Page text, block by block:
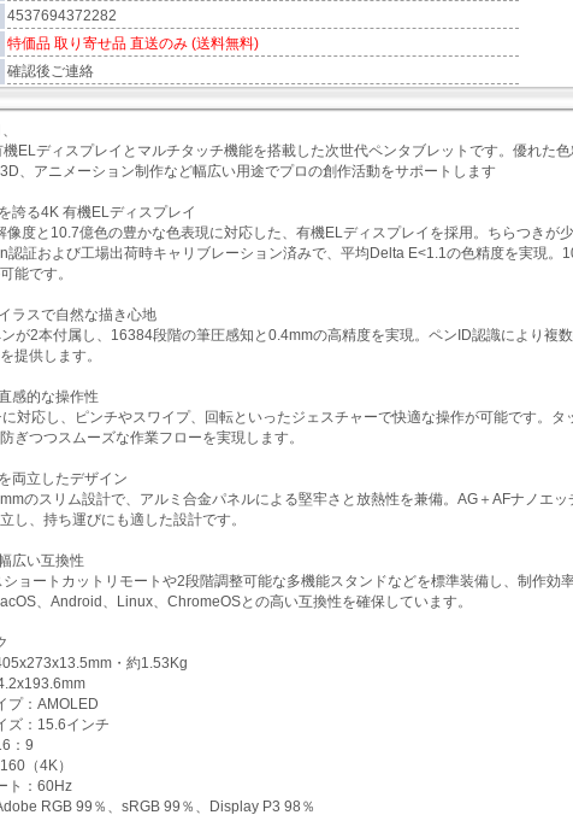
4537694372282
特価品 取り寄せ品 直送のみ (送料無料)
確認後ご連絡
、
ELディスプレイとマルチタッチ機能を搭載した次世代ペンタブレットです。優れた
、アニメーション制作など幅広い用途でプロの創作活動をサポートします
誇る4K 有機ELディスプレイ
度と10.7億色の豊かな色表現に対応した、有機ELディスプレイを採用。ちらつきが
認証および工場出荷時キャリブレーション済みで、平均Delta E<1.1の色精度を実現。
能です。
ラスで自然な描き心地
が2本付属し、16384段階の筆圧感知と0.4mmの高精度を実現。ペンID認識により複
提供します。
感的な操作性
対応し、ピンチやスワイプ、回転といったジェスチャーで快適な操作が可能です。タ
ぎつつスムーズな作業フローを実現します。
両立したデザイン
のスリム設計で、アルミ合金パネルによる堅牢さと放熱性を兼備。AG＋AFナノエ
し、持ち運びにも適した設計です。
広い互換性
ョートカットリモートや2段階調整可能な多機能スタンドなどを標準装備し、制作効
、Android、Linux、ChromeOSとの高い互換性を確保しています。
・約1.53Kg
プ：AMOLED
ズ：15.6インチ
：9
（4K）
ト：60Hz
RGB 99％、sRGB 99％、Display P3 98％